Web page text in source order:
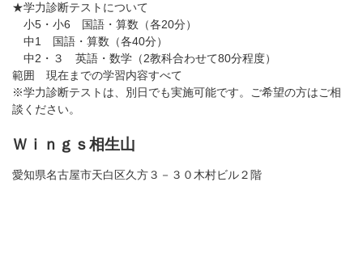
★学力診断テストについて
小5・小6 国語・算数（各20分）
中1 国語・算数（各40分）
中2・３ 英語・数学（2教科合わせて80分程度）
範囲 現在までの学習内容すべて
※学力診断テストは、別日でも実施可能です。ご希望の方はご相
談ください。
Ｗｉｎｇｓ相生山
愛知県名古屋市天白区久方３－３０木村ビル２階